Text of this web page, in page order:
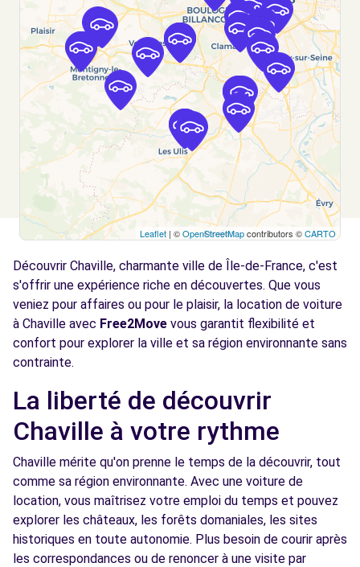
Free2move Rent - S&You - BOULOGNE
BILLANCOURT IV (AR)
5.5
km
65 RUE DU CHATEAU
BOULOGNE BILLANCOURT, 92100
Voir l'agence
Free2Move Rent - GARAGE ST HONORE -
6.7
641 AVENUE GUYNEMER
Voir l'agence
Free2Move Rent - GARAGE VIOLAS -
SURESNES (C)
6.8
SURESNES, 92150
Voir l'agence
Free2Move Rent - GARAGE DE L EGLISE -
CHATILLON (C)
7.0
km
55 BOULEVARD DE VANVES
CHATILLON, 92320
Leaflet | ©OpenStreetMapcontributors ©CARTO
Découvrir Chaville, charmante ville de Île-de-France, c'est
s'offrir une expérience riche en découvertes. Que vous
veniez pour affaires ou pour le plaisir, la location de voiture
à Chaville avec Free2Move vous garantit flexibilité et
confort pour explorer la ville et sa région environnante sans
contrainte.
La liberté de découvrir
Chaville à votre rythme
Chaville mérite qu'on prenne le temps de la découvrir, tout
comme sa région environnante. Avec une voiture de
location, vous maîtrisez votre emploi du temps et pouvez
explorer les châteaux, les forêts domaniales, les sites
historiques en toute autonomie. Plus besoin de courir après
les correspondances ou de renoncer à une visite par